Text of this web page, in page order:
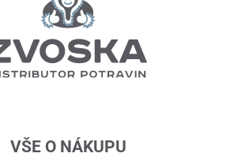
VŠE O NÁKUPU